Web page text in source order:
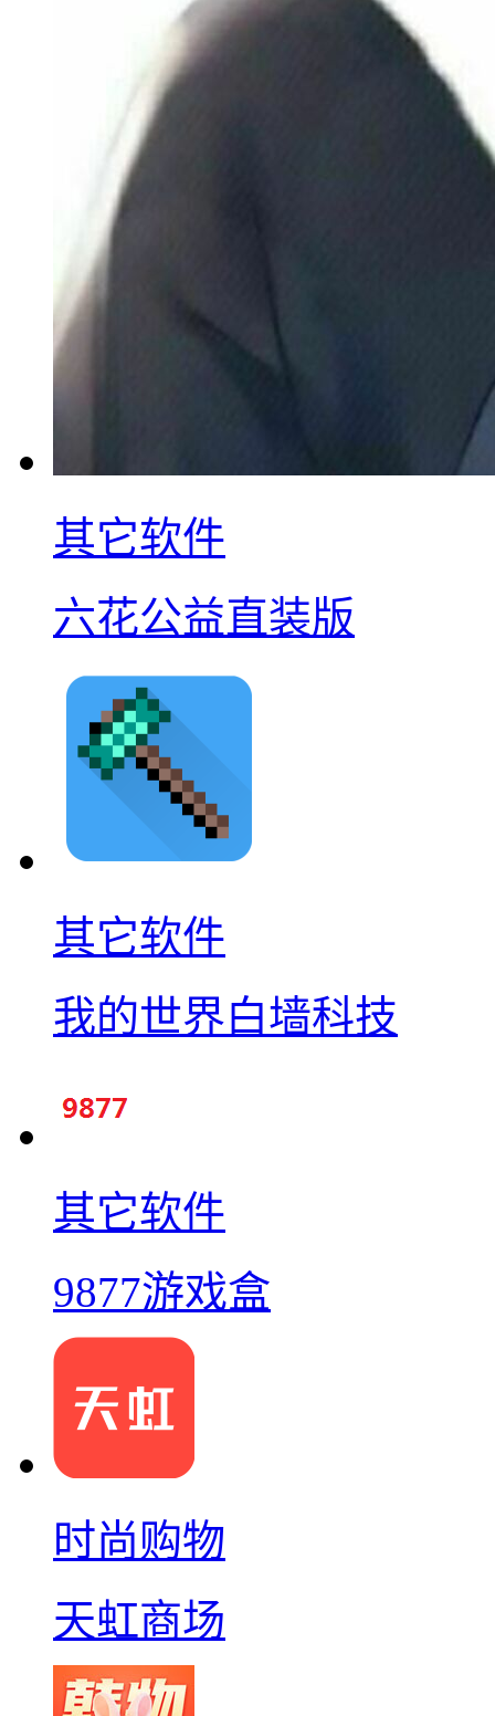
其它软件
六花公益直装版
其它软件
我的世界白墙科技
其它软件
9877游戏盒
时尚购物
天虹商场